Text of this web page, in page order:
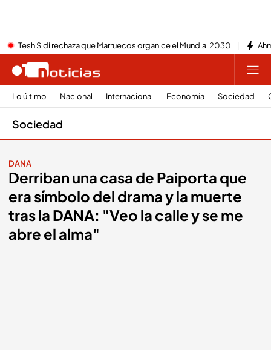
Tesh Sidi rechaza que Marruecos organice el Mundial 2030
Lo último Nacional Internacional Economía Sociedad
Sociedad
DANA
Derriban una casa de Paiporta que
era símbolo del drama y la muerte
tras la DANA: "Veo la calle y se me
abre el alma"